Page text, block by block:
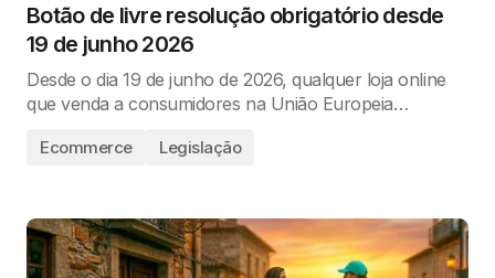
Botão de livre resolução obrigatório desde
19 de junho 2026
Desde o dia 19 de junho de 2026, qualquer loja online
que venda a consumidores na União Europeia…
Ecommerce Legislação